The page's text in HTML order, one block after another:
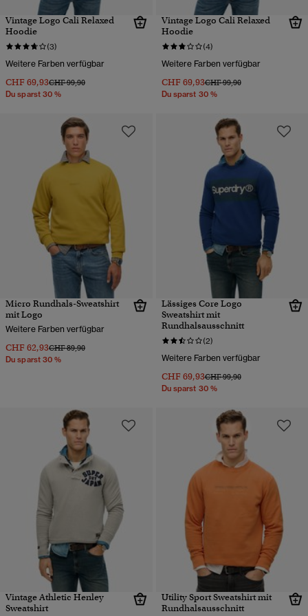
Vintage Logo Cali Relaxed
Hoodie
(3)
Weitere Farben verfügbar
CHF 69,93Preis wurde reduziert von
CHF 99,90bis
Du sparst 30 %
Vintage Logo Cali Relaxed
Hoodie
(4)
Weitere Farben verfügbar
CHF 69,93Preis wurde reduziert von
CHF 99,90bis
Du sparst 30 %
Micro Rundhals-Sweatshirt
mit Logo
Weitere Farben verfügbar
CHF 62,93Preis wurde reduziert von
CHF 89,90bis
Du sparst 30 %
Lässiges Core Logo
Sweatshirt mit
Rundhalsausschnitt
(2)
Weitere Farben verfügbar
CHF 69,93Preis wurde reduziert von
CHF 99,90bis
Du sparst 30 %
Vintage Athletic Henley
Sweatshirt
Utility Sport Sweatshirt mit
Rundhalsausschnitt